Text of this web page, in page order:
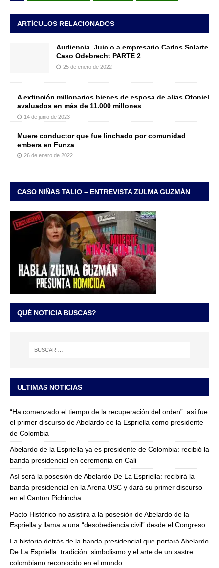
ARTÍCULOS RELACIONADOS
Audiencia. Juicio a empresario Carlos Solarte
Caso Odebrecht PARTE 2
25 de enero de 2022
A extinción millonarios bienes de esposa de alias Otoniel
avaluados en más de 11.000 millones
14 de junio de 2023
Muere conductor que fue linchado por comunidad
embera en Funza
26 de enero de 2022
CASO NIÑAS TALIO – ENTREVISTA ZULMA GUZMÁN
QUÉ NOTICIA BUSCAS?
ULTIMAS NOTICIAS
“Ha comenzado el tiempo de la recuperación del orden”: así fue
el primer discurso de Abelardo de la Espriella como presidente
de Colombia
Abelardo de la Espriella ya es presidente de Colombia: recibió la
banda presidencial en ceremonia en Cali
Así será la posesión de Abelardo De La Espriella: recibirá la
banda presidencial en la Arena USC y dará su primer discurso
en el Cantón Pichincha
Pacto Histórico no asistirá a la posesión de Abelardo de la
Espriella y llama a una “desobediencia civil” desde el Congreso
La historia detrás de la banda presidencial que portará Abelardo
De La Espriella: tradición, simbolismo y el arte de un sastre
colombiano reconocido en el mundo